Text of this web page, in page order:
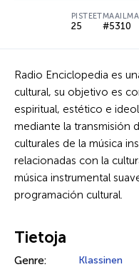
PISTEET
25 #5310
Radio Enciclopedia es
cultural, su objetivo es
espiritual, estético e
mediante la transmisión
culturales de la música
relacionadas con la
música instrumental
programación cultural.
Tietoja
Genre: Klassinen